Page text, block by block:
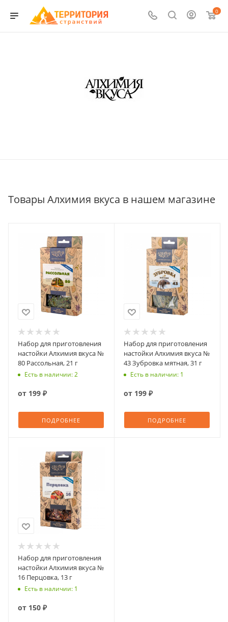
0
Товары Алхимия вкуса в нашем магазине
Набор для приготовления
настойки Алхимия вкуса №
80 Рассольная, 21 г
Есть в наличии: 2
от 199 ₽
ПОДРОБНЕЕ
Набор для приготовления
настойки Алхимия вкуса №
43 Зубровка мятная, 31 г
Есть в наличии: 1
от 199 ₽
ПОДРОБНЕЕ
Набор для приготовления
настойки Алхимия вкуса №
16 Перцовка, 13 г
Есть в наличии: 1
от 150 ₽